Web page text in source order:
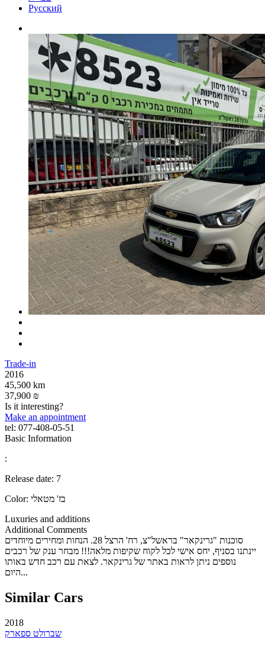
Русский
Trade-in
2016
45,500 km
37,900 ₪
Is it interesting?
Make an appointment
tel: 077-408-05-51
Basic Information
:
Release date: 7
Color: בז' מטאלי
Luxuries and additions
Additional Comments
סוכנות "גרינקאר" בראשל"צ, רח' הרצל 28. הנחות ומחירים מיוחדים
יינתנו בסניף, יחס אישי לכל לקוח שקיפות מלאה!!! מבחר ענק של רכבים
נוספים ניתן לראות באתר של גרינקאר. לצאת עם רכב חדש באותו
היום...
Similar Cars
2018
שברולט ספארק